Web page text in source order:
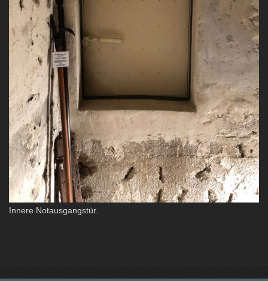
Innere Notausgangstür.